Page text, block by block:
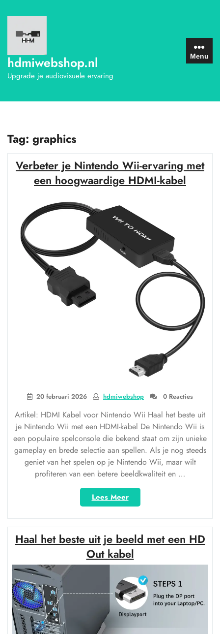
naar
inhoud
hdmiwebshop.nl
Upgrade je audiovisuele ervaring
Menu
Tag: graphics
Verbeter je Nintendo Wii-ervaring met
een hoogwaardige HDMI-kabel
20 februari 2026 hdmiwebshop 0 Reacties
Artikel: HDMI Kabel voor Nintendo Wii Haal het beste uit
je Nintendo Wii met een HDMI-kabel De Nintendo Wii is
een populaire spelconsole die bekend staat om zijn unieke
gameplay en brede selectie aan spellen. Als je nog steeds
geniet van het spelen op je Nintendo Wii, maar wilt
profiteren van een betere beeldkwaliteit en …
Lees Meer“Verbeter
je
Nintendo
Wii-
ervaring
met
een
HDMI-
kabel”
Haal het beste uit je beeld met een HD
Out kabel